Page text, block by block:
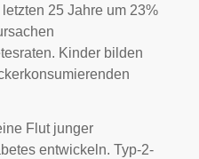
25 Jahre um 23%
Kinder bilden
Flut junger
entwickeln. Typ-2-